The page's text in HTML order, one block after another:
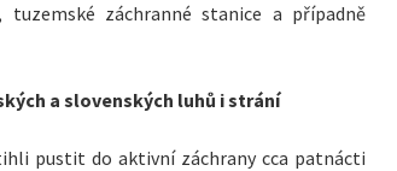
tuzemské záchranné stanice a případně
a slovenských luhů i strání
pustit do aktivní záchrany cca patnácti